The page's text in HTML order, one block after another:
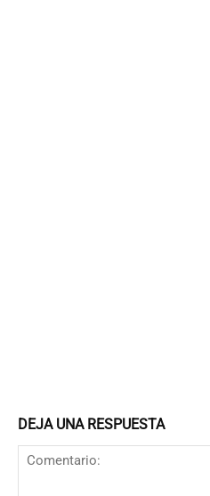
DEJA UNA RESPUESTA